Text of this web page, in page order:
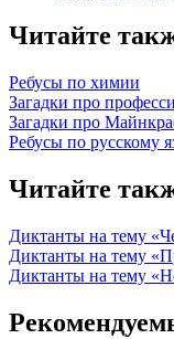
Читайте
Ребусы по химии
Загадки про
Загадки про
Ребусы по русскому
Читайте
Диктанты на тему
Диктанты на тему
Диктанты на тему